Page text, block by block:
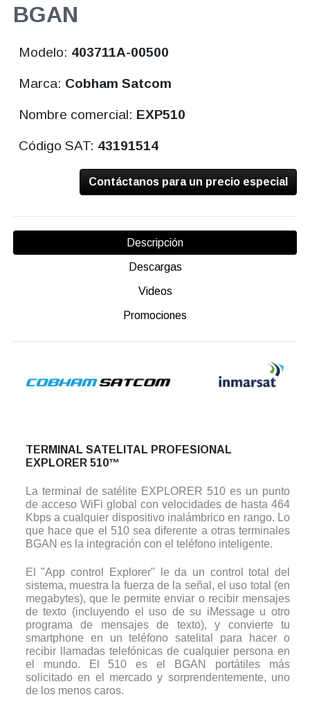
BGAN
Modelo: 403711A-00500
Marca: Cobham Satcom
Nombre comercial: EXP510
Código SAT: 43191514
Contáctanos para un precio especial
Descripción
Descargas
Videos
Promociones
TERMINAL SATELITAL PROFESIONAL
EXPLORER 510™
La terminal de satélite EXPLORER 510 es un punto
de acceso WiFi global con velocidades de hasta 464
Kbps a cualquier dispositivo inalámbrico en rango. Lo
que hace que el 510 sea diferente a otras terminales
BGAN es la integración con el teléfono inteligente.
El "App control Explorer" le da un control total del
sistema, muestra la fuerza de la señal, el uso total (en
megabytes), que le permite enviar o recibir mensajes
de texto (incluyendo el uso de su iMessage u otro
programa de mensajes de texto), y convierte tu
smartphone en un teléfono satelital para hacer o
recibir llamadas telefónicas de cualquier persona en
el mundo. El 510 es el BGAN portátiles más
solicitado en el mercado y sorprendentemente, uno
de los menos caros.